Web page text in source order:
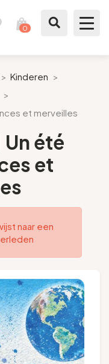
0
> Kinderen >
>
et merveilles
été
et
naar een